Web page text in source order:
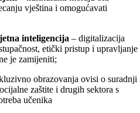
vještina i omogućavati
inteligencija – digitalizacija
etički pristup i upravljanje
je zamijeniti;
obrazovanja ovisi o suradnji
zaštite i drugih sektora s
učenika